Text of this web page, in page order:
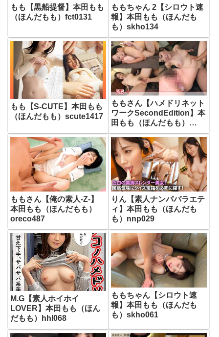
もも【黒船提督】本田もも
（ほんだもも）fct0131
ももちゃん 2【シロウト速
報】本田もも（ほんだも
も）skho134
もも【S-CUTE】本田もも
（ほんだもも）scute1417
ももさん【ハメドリネット
ワークSecondEdition】本
田もも（ほんだもも）
uinac022
ももさん【俺の素人-Z-】
本田もも（ほんだもも）
oreco487
りん【素人ナンパバラエテ
ィ】本田もも（ほんだも
も）nnp029
M.G【素人ホイホイ
LOVER】本田もも（ほん
だもも）hhl068
ももちゃん【シロウト速
報】本田もも（ほんだも
も）skho061